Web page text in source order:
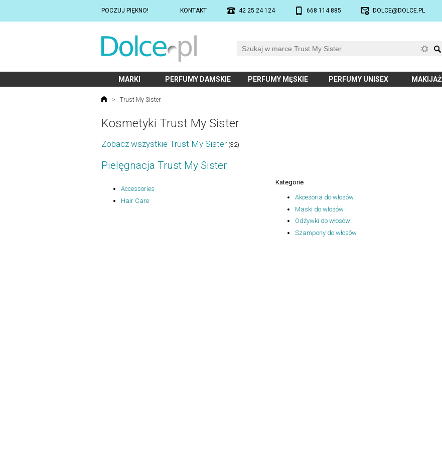
POCZUJ PIĘKNO! KONTAKT 42 25 24 124 668 114 885 DOLCE@DOLCE.PL
MARKI PERFUMY DAMSKIE PERFUMY MĘSKIE PERFUMY UNISEX MAKIJAŻ
> Trust My Sister
Kosmetyki Trust My Sister
Zobacz wszystkie Trust My Sister(32)
Pielęgnacja Trust My Sister
Accessories
Hair Care
Kategorie
Akcesoria do włosów
Maski do włosów
Odżywki do włosów
Szampony do włosów